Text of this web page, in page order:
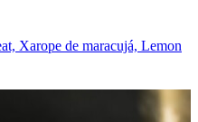
Xarope de maracujá, Lemon